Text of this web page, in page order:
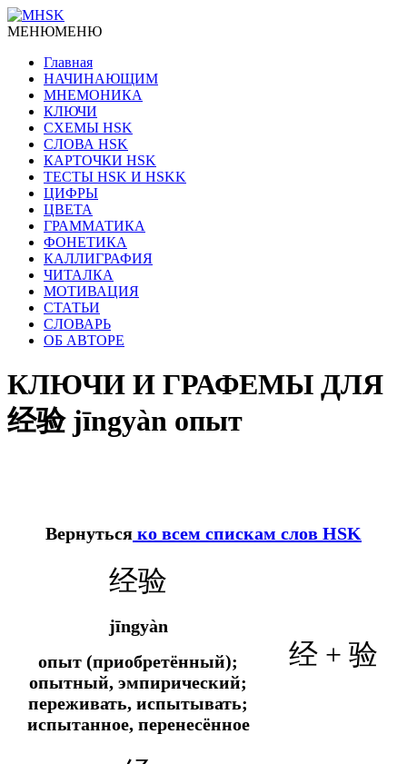
МЕНЮМЕНЮ
Главная
НАЧИНАЮЩИМ
МНЕМОНИКА
КЛЮЧИ
СХЕМЫ HSK
СЛОВА HSK
КАРТОЧКИ HSK
ТЕСТЫ HSK И HSKK
ЦИФРЫ
ЦВЕТА
ГРАММАТИКА
ФОНЕТИКА
КАЛЛИГРАФИЯ
ЧИТАЛКА
МОТИВАЦИЯ
СТАТЬИ
СЛОВАРЬ
ОБ АВТОРЕ
КЛЮЧИ И ГРАФЕМЫ ДЛЯ
经验 jīngyàn опыт
Вернуться ко всем спискам слов HSK
经验
jīngyàn
опыт (приобретённый);
опытный, эмпирический;
переживать, испытывать;
испытанное, перенесённое
经 + 验